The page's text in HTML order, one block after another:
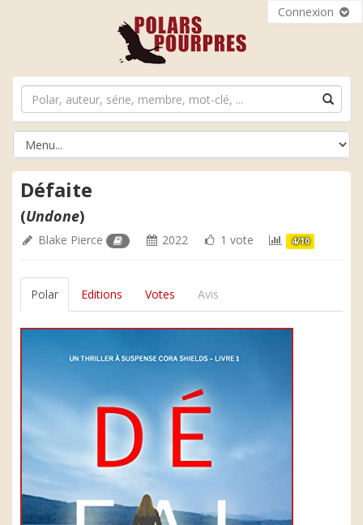
Connexion
Défaite
(Undone)
Blake Pierce 2022 1 vote 4/10
Polar Editions Votes Avis